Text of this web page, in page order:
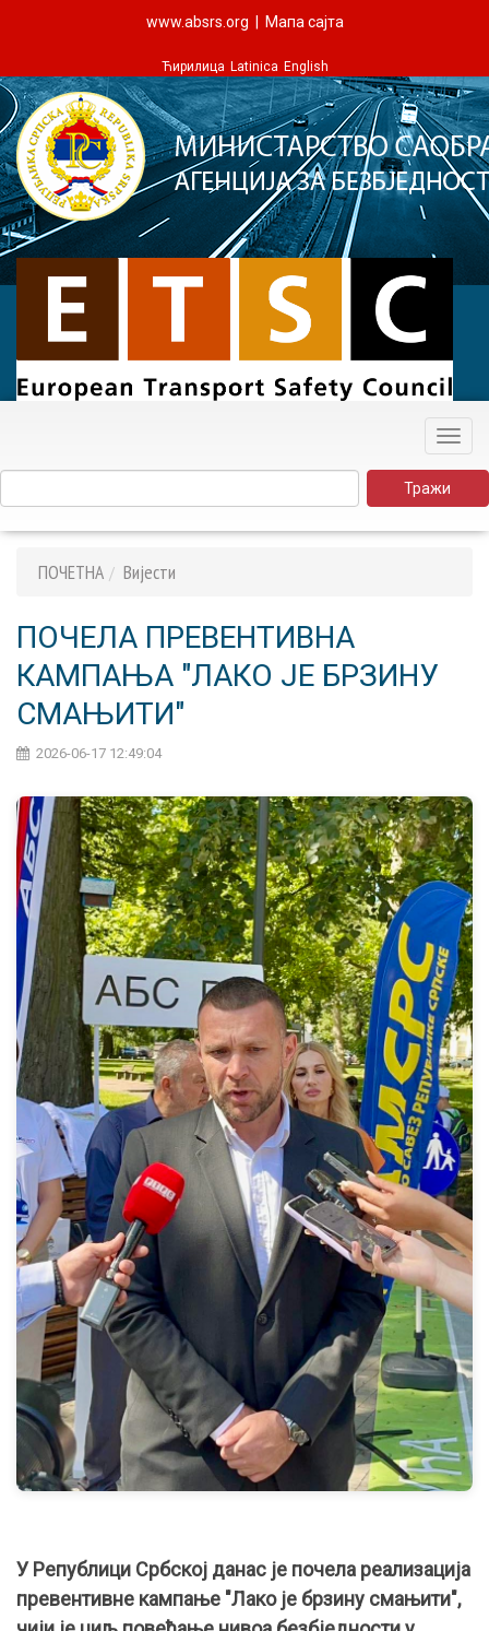
www.absrs.org Мапа сајта
Ћирилица Latinica English
ПОЧЕТНА Вијести
ПОЧЕЛА ПРЕВЕНТИВНА
КАМПАЊА "ЛАКО ЈЕ БРЗИНУ
СМАЊИТИ"
2026-06-17 12:49:04
У Републици Србској данас је почела реализација
превентивне кампање "Лако је брзину смањити",